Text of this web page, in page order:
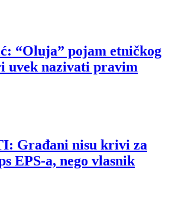
“Oluja” pojam etničkog
uvek nazivati pravim
Građani nisu krivi za
EPS-a, nego vlasnik